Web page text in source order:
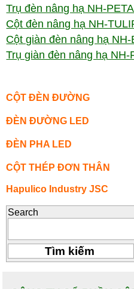
Trụ đèn nâng hạ NH-
Cột đèn nâng hạ NH-
Cột giàn đèn nâng hạ NH-
Trụ giàn đèn nâng hạ NH-
CỘT ĐÈN ĐƯỜNG
ĐÈN ĐƯỜNG LED
ĐÈN PHA LED
CỘT THÉP ĐƠN THÂN
Hapulico Industry JSC
Search